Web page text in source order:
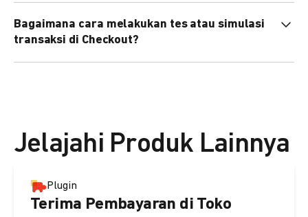
preferensi bahasa, dan urutan metode pembayaran sesuai
kebutuhan brand Anda.
Bagaimana cara melakukan tes atau simulasi
transaksi di Checkout?
Jelajahi Produk Lainnya
Plugin
Terima Pembayaran di Toko